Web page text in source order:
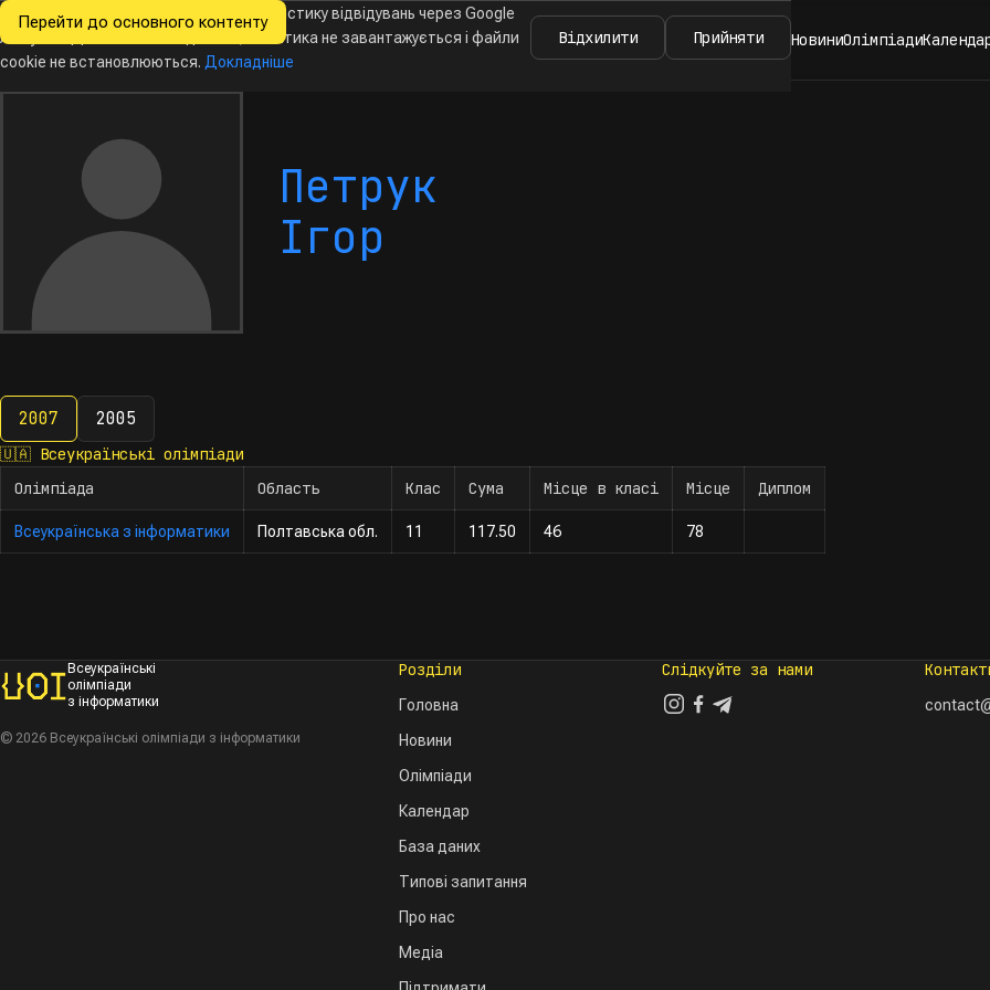
Перейти до основного контенту
Всеукраїнські
з інформатики
НовиниОлімпіади
Петрук
Ігор
2007 2005
2007
🇺🇦 Всеукраїнські олімпіади
Олімпіада
Область Клас Сума Місце в класі Місце Диплом
Всеукраїнська з інформатики Полтавська обл. 11 117.50 46 78
Всеукраїнські
олімпіади
з інформатики
© 2026 Всеукраїнські олімпіади з інформатики
Розділи
Головна
Новини
Олімпіади
Календар
База даних
Типові запитання
Про нас
Медіа
Слідкуйте за нами
Ми хочемо збирати знеособлену статистику відвідувань через Google
Analytics. Доки ви не погодитесь, аналітика не завантажується і файли
cookie не встановлюються. Докладніше
Відхилити Прийняти